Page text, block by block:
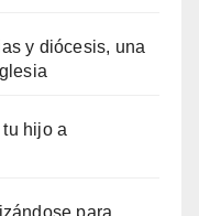
y diócesis, una
hijo a